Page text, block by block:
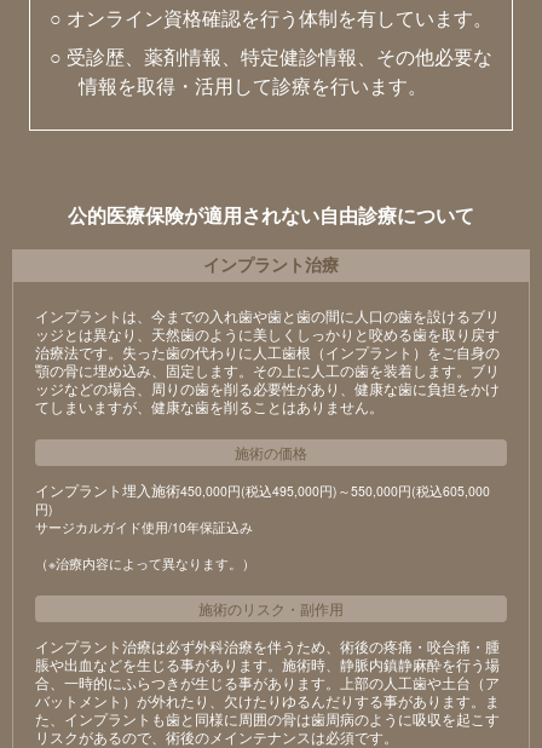
○ オンライン資格確認を行う体制を有しています。
○ 受診歴、薬剤情報、特定健診情報、その他必要な
情報を取得・活用して診療を行います。
公的医療保険が適用されない自由診療について
インプラント治療
インプラントは、今までの入れ歯や歯と歯の間に人口の歯を設けるブリ
ッジとは異なり、天然歯のように美しくしっかりと咬める歯を取り戻す
治療法です。失った歯の代わりに人工歯根（インプラント）をご自身の
顎の骨に埋め込み、固定します。その上に人工の歯を装着します。ブリ
ッジなどの場合、周りの歯を削る必要性があり、健康な歯に負担をかけ
てしまいますが、健康な歯を削ることはありません。
施術の価格
インプラント埋入施術450,000円(税込495,000円)～550,000円(税込605,000
円)
サージカルガイド使用/10年保証込み
（※治療内容によって異なります。）
施術のリスク ・ 副作用
インプラント治療は必ず外科治療を伴うため、術後の疼痛・咬合痛・腫
脹や出血などを生じる事があります。施術時、静脈内鎮静麻酔を行う場
合、一時的にふらつきが生じる事があります。上部の人工歯や土台（ア
バットメント）が外れたり、欠けたりゆるんだりする事があります。ま
た、インプラントも歯と同様に周囲の骨は歯周病のように吸収を起こす
リスクがあるので、術後のメインテナンスは必須です。